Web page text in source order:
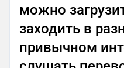
можно
заходить в
привычном